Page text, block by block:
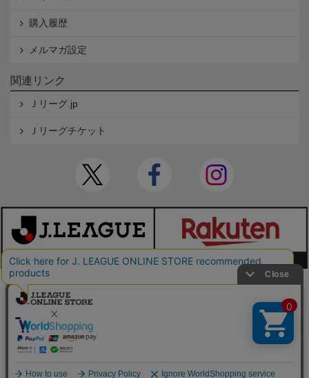
購入履歴
メルマガ設定
関連リンク
Ｊリーグ.jp
Ｊリーグチケット
本サイトで使用している文章・画像等の無断での複製・転載を禁止します。
© JAPAN PROFESSIONAL FOOTBALL LEAGUE Rakuten Group, Inc. ALL RIGHTS RE